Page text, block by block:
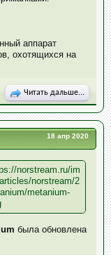
аппарат
охотящихся на
Читать дальше...
18 апр 2020
была обновлена